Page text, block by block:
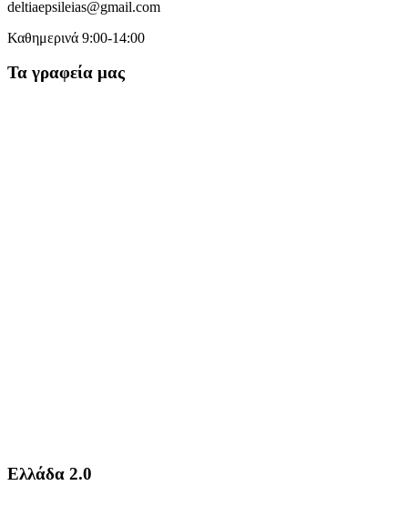
deltiaepsileias@gmail.com
Καθημερινά 9:00-14:00
Τα γραφεία μας
Ελλάδα 2.0